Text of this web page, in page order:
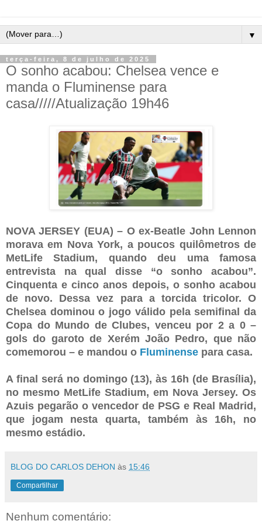
▼
terça-feira, 8 de julho de 2025
O sonho acabou: Chelsea vence e
manda o Fluminense para
casa/////Atualização 19h46
NOVA JERSEY (EUA) – O ex-Beatle John Lennon
morava em Nova York, a poucos quilômetros de
MetLife Stadium, quando deu uma famosa
entrevista na qual disse “o sonho acabou”.
Cinquenta e cinco anos depois, o sonho acabou
de novo. Dessa vez para a torcida tricolor. O
Chelsea dominou o jogo válido pela semifinal da
Copa do Mundo de Clubes, venceu por 2 a 0 –
gols do garoto de Xerém João Pedro, que não
comemorou – e mandou o Fluminense para casa.
A final será no domingo (13), às 16h (de Brasília),
no mesmo MetLife Stadium, em Nova Jersey. Os
Azuis pegarão o vencedor de PSG e Real Madrid,
que jogam nesta quarta, também às 16h, no
mesmo estádio.
BLOG DO CARLOS DEHON às 15:46
Compartilhar
Nenhum comentário: